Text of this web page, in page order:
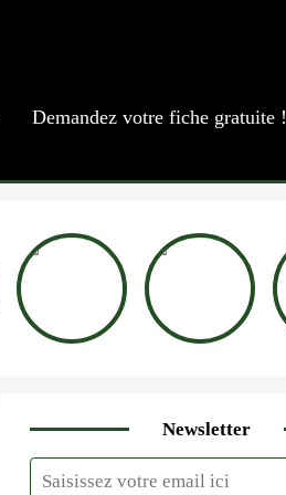
Demandez votre fiche gratuite !
Newsletter